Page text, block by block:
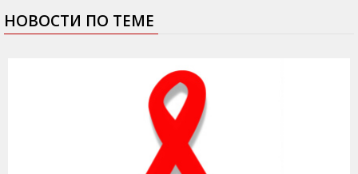
НОВОСТИ ПО ТЕМЕ